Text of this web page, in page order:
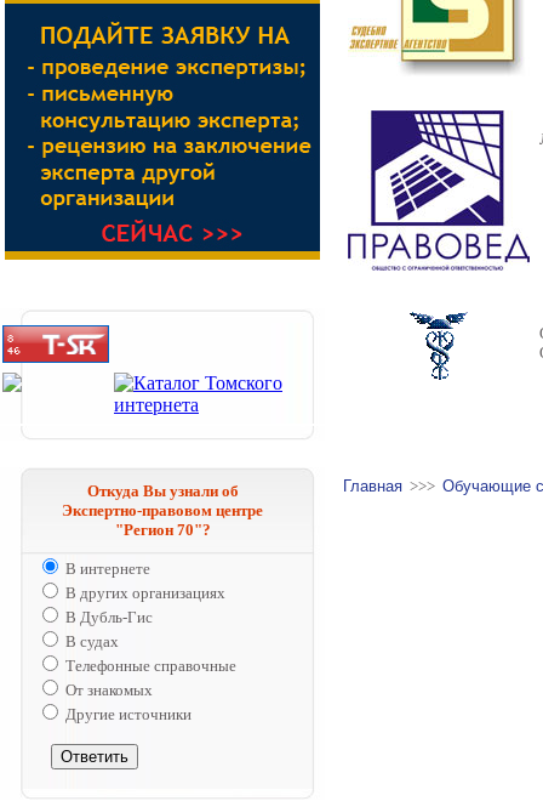
Откуда Вы узнали об
Экспертно-правовом центре
"Регион 70"?
В интернете
В других организациях
В Дубль-Гис
В судах
Телефонные справочные
От знакомых
Другие источники
Главная >>> Обучающие